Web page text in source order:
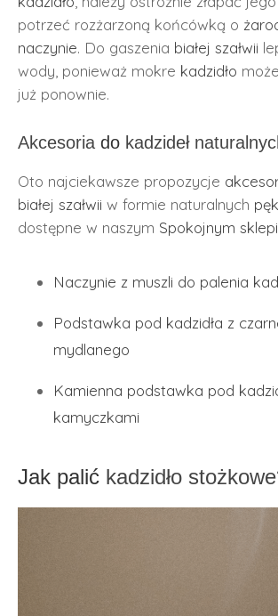
potrzeć rozżarzoną końcówką o
naczynie. Do gaszenia białej szałwii
wody, ponieważ mokre kadzidło
już ponownie.
Akcesoria do kadzideł
Oto najciekawsze propozycje
białej szałwii w formie naturalnych
dostępne w naszym Spokojnym
Naczynie z muszli do palenia
Podstawka pod kadzidła z
mydlanego
Kamienna podstawka pod
kamyczkami
Jak palić kadzidło stożkowe